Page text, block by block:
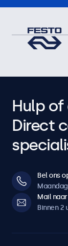
Hulp of
Direct
Bel ons
Mail
Binnen 2